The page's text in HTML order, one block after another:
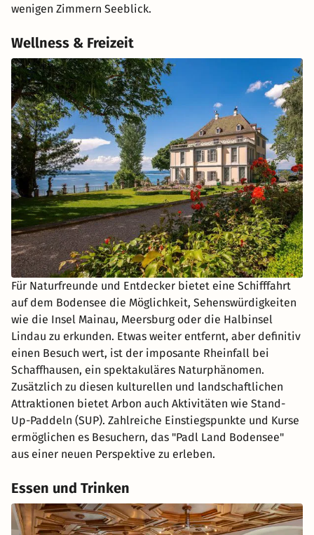
wenigen Zimmern Seeblick.
Wellness & Freizeit
Für Naturfreunde und Entdecker bietet eine Schifffahrt
auf dem Bodensee die Möglichkeit, Sehenswürdigkeiten
wie die Insel Mainau, Meersburg oder die Halbinsel
Lindau zu erkunden. Etwas weiter entfernt, aber definitiv
einen Besuch wert, ist der imposante Rheinfall bei
Schaffhausen, ein spektakuläres Naturphänomen.
Zusätzlich zu diesen kulturellen und landschaftlichen
Attraktionen bietet Arbon auch Aktivitäten wie Stand-
Up-Paddeln (SUP). Zahlreiche Einstiegspunkte und Kurse
ermöglichen es Besuchern, das "Padl Land Bodensee"
aus einer neuen Perspektive zu erleben.
Essen und Trinken